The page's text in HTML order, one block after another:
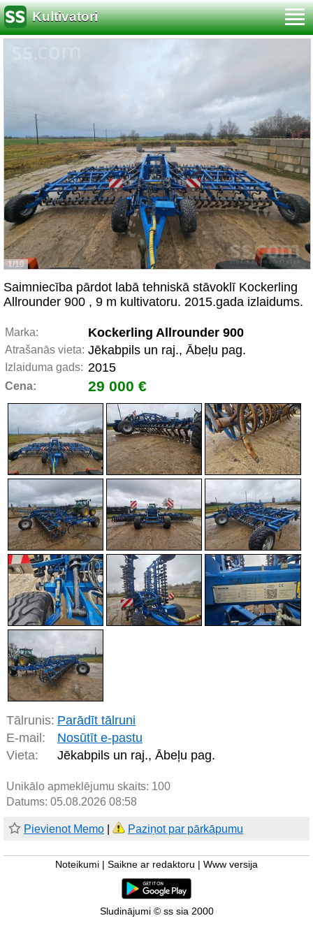
Kultivatori
1/10
Saimniecība pārdot labā tehniskā stāvoklī Kockerling
Allrounder 900 , 9 m kultivatoru. 2015.gada izlaidums.
Marka: Kockerling Allrounder 900
Atrašanās vieta: Jēkabpils un raj., Ābeļu pag.
Izlaiduma gads: 2015
Cena: 29 000 €
Tālrunis: Parādīt tālruni
E-mail:
Nosūtīt e-pastu
Vieta:
Jēkabpils un raj., Ābeļu pag.
Unikālo apmeklējumu skaits: 100
Datums: 05.08.2026 08:58
Pievienot Memo Paziņot par pārkāpumu
Noteikumi Saikne ar redaktoru Www versija
Sludinājumi © ss sia 2000